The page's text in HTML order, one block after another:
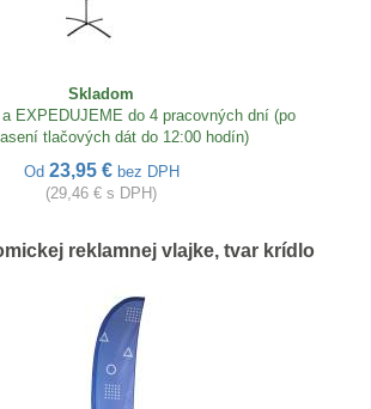
Skladom
EXPEDUJEME do 4 pracovných dní (po
tlačových dát do 12:00 hodín)
Od 23,95 € bez DPH
(29,46 € s DPH)
reklamnej vlajke, tvar krídlo